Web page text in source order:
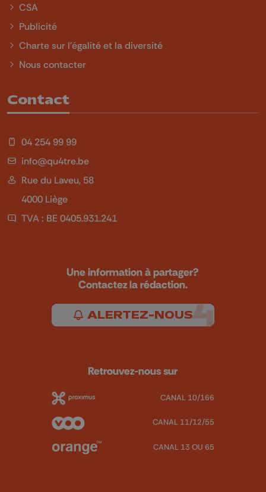
CSA
Publicité
Charte sur l'égalité et la diversité
Nous contacter
Contact
04 254 99 99
info@qu4tre.be
Rue du Laveu, 58
4000 Liège
TVA : BE 0405.931.241
Une information à partager?
Contactez la rédaction.
ALERTEZ-NOUS
Retrouvez-nous sur
CANAL 10/166
CANAL 11/12/55
CANAL 13 OU 65